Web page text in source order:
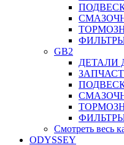
GB2
ДЕТАЛИ
Смотреть весь
ODYSSEY